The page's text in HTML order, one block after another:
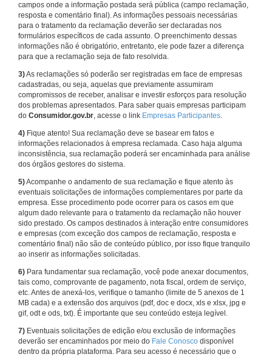
campos onde a informação postada será pública (campo reclamação,
resposta e comentário final). As informações pessoais necessárias
para o tratamento da reclamação deverão ser declaradas nos
formulários específicos de cada assunto. O preenchimento dessas
informações não é obrigatório, entretanto, ele pode fazer a diferença
para que a reclamação seja de fato resolvida.
3)As reclamações só poderão ser registradas em face de empresas
cadastradas, ou seja, aquelas que previamente assumiram
compromissos de receber, analisar e investir esforços para resolução
dos problemas apresentados. Para saber quais empresas participam
do Consumidor.gov.br, acesse o link Empresas Participantes.
4) Fique atento! Sua reclamação deve se basear em fatos e
informações relacionados à empresa reclamada. Caso haja alguma
inconsistência, sua reclamação poderá ser encaminhada para análise
dos órgãos gestores do sistema.
5)Acompanhe o andamento de sua reclamação e fique atento às
eventuais solicitações de informações complementares por parte da
empresa. Esse procedimento pode ocorrer para os casos em que
algum dado relevante para o tratamento da reclamação não houver
sido prestado. Os campos destinados à interação entre consumidores
e empresas (com exceção dos campos de reclamação, resposta e
comentário final) não são de conteúdo público, por isso fique tranquilo
ao inserir as informações solicitadas.
6) Para fundamentar sua reclamação, você pode anexar documentos,
tais como, comprovante de pagamento, nota fiscal, ordem de serviço,
etc. Antes de anexá-los, verifique o tamanho (limite de 5 anexos de 1
MB cada) e a extensão dos arquivos (pdf, doc e docx, xls e xlsx, jpg e
gif, odt e ods, txt). É importante que seu conteúdo esteja legível.
7) Eventuais solicitações de edição e/ou exclusão de informações
deverão ser encaminhados por meio do Fale Conosco disponível
dentro da própria plataforma. Para seu acesso é necessário que o